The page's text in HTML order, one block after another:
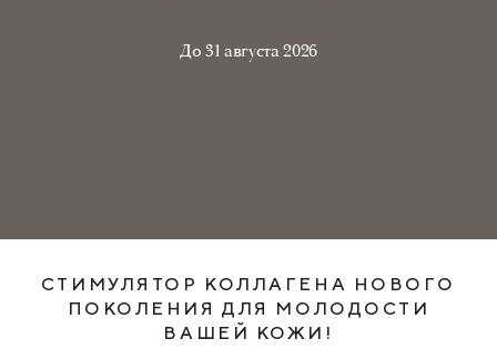
До 31 августа 2026
СТИМУЛЯТОР КОЛЛАГЕНА НОВОГО
ПОКОЛЕНИЯ ДЛЯ МОЛОДОСТИ
ВАШЕЙ КОЖИ!